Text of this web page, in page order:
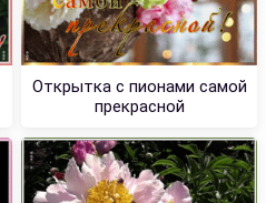
Открытка с пионами самой
прекрасной